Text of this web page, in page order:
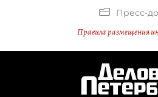
Пресс-
Правила размещения